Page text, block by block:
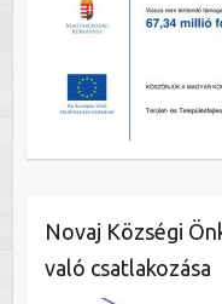
Novaj Községi
való csatlakozása